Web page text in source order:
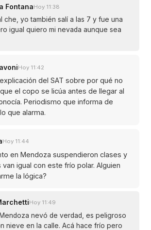
FontanaHoy 11:38
che, yo también salí a las 7 y fue una
igual quiero mi nevada aunque sea
Hoy 11:42
del SAT sobre por qué no
el copo se licúa antes de llegar al
Periodismo que informa de
que alarma.
Hoy 11:44
en Mendoza suspendieron clases y
igual con este frío polar. Alguien
la lógica?
Hoy 11:49
nevó de verdad, es peligroso
nieve en la calle. Acá hace frío pero